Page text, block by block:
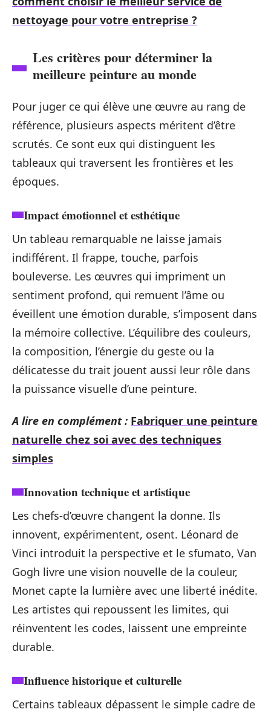
nettoyage pour votre entreprise ?
Les critères pour déterminer la
meilleure peinture au monde
Pour juger ce qui élève une œuvre au rang de
référence, plusieurs aspects méritent d’être
scrutés. Ce sont eux qui distinguent les
tableaux qui traversent les frontières et les
époques.
Impact émotionnel et esthétique
Un tableau remarquable ne laisse jamais
indifférent. Il frappe, touche, parfois
bouleverse. Les œuvres qui impriment un
sentiment profond, qui remuent l’âme ou
éveillent une émotion durable, s’imposent dans
la mémoire collective. L’équilibre des couleurs,
la composition, l’énergie du geste ou la
délicatesse du trait jouent aussi leur rôle dans
la puissance visuelle d’une peinture.
A lire en complément : Fabriquer une peinture
naturelle chez soi avec des techniques
simples
Innovation technique et artistique
Les chefs-d’œuvre changent la donne. Ils
innovent, expérimentent, osent. Léonard de
Vinci introduit la perspective et le sfumato, Van
Gogh livre une vision nouvelle de la couleur,
Monet capte la lumière avec une liberté inédite.
Les artistes qui repoussent les limites, qui
réinventent les codes, laissent une empreinte
durable.
Influence historique et culturelle
Certains tableaux dépassent le simple cadre de